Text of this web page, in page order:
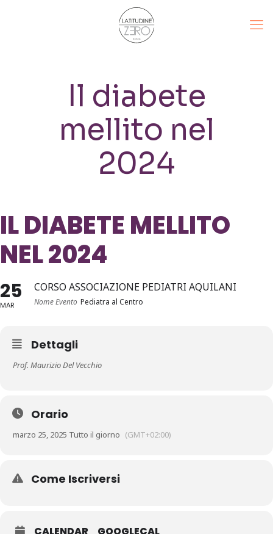
Il diabete
mellito nel
2024
IL DIABETE MELLITO
NEL 2024
25
MAR
CORSO ASSOCIAZIONE PEDIATRI AQUILANI
Nome Evento Pediatra al Centro
Dettagli
Prof. Maurizio Del Vecchio
Orario
marzo 25, 2025 Tutto il giorno (GMT+02:00)
Come Iscriversi